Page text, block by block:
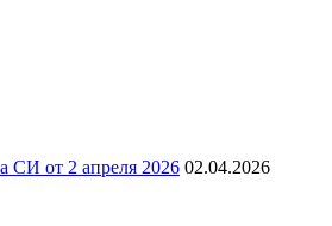
СИ от 2 апреля 2026 02.04.2026